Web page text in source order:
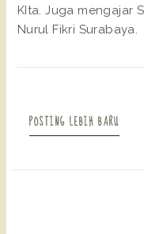
KIta. Juga mengajar
Nurul Fikri Surabaya.
POSTING LEBIH BARU